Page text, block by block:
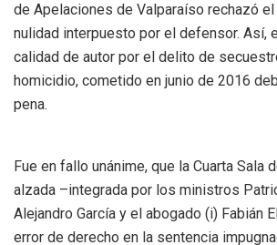
de Apelaciones de Valparaíso rechazó
nulidad interpuesto por el defensor. Así,
calidad de autor por el delito de
homicidio, cometido en junio de 2016
pena.
Fue en fallo unánime, que la Cuarta Sala
alzada –integrada por los ministros
Alejandro García y el abogado (i) Fabián
error de derecho en la sentencia